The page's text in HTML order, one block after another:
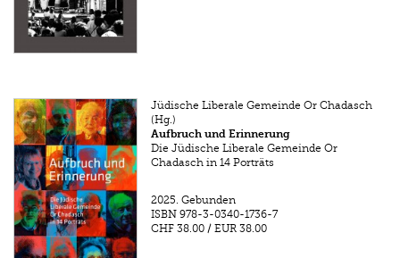
Jüdische Liberale Gemeinde Or Chadasch
(Hg.)
Aufbruch und Erinnerung
Die Jüdische Liberale Gemeinde Or
Chadasch in 14 Porträts
2025. Gebunden
ISBN 978-3-0340-1736-7
CHF 38.00 /EUR 38.00